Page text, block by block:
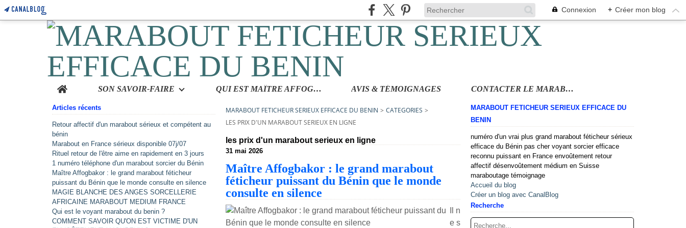
Connexion + Créer mon blog
Home SON SAVOIR-FAIRE QUI EST MAÎTRE AFFOGBAKOR AVIS & TÉMOIGNAGES CONTACTER LE MARABOUT
Articles récents
Retour affectif d'un marabout sérieux et compétent au
bénin
Marabout en France sérieux disponible 07j/07
Rituel retour de l'être aime en rapidement en 3 jours
1 numéro téléphone d'un marabout sorcier du Bénin
Maître Affogbakor : le grand marabout féticheur
puissant du Bénin que le monde consulte en silence
MAGIE BLANCHE DES ANGES SORCELLERIE
AFRICAINE MARABOUT MEDIUM FRANCE
Qui est le voyant marabout du benin ?
COMMENT SAVOIR QU'ON EST VICTIME D'UN
MARABOUT FETICHEUR SERIEUX EFFICACE DU BENIN > CATEGORIES >
LES PRIX D'UN MARABOUT SERIEUX EN LIGNE
les prix d'un marabout serieux en ligne
31 mai 2026
Maître Affogbakor : le grand marabout
féticheur puissant du Bénin que le monde
consulte en silence
Il n
e s
MARABOUT FETICHEUR SERIEUX EFFICACE DU
BENIN
numéro d'un vrai plus grand marabout féticheur sérieux
efficace du Bénin pas cher voyant sorcier efficace
reconnu puissant en France envoûtement retour
affectif désenvoûtement médium en Suisse
maraboutage témoignage
Accueil du blog
Créer un blog avec CanalBlog
Recherche